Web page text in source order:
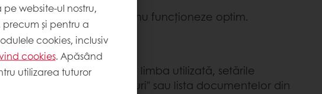
să nu se afișeze sau să nu funcționeze optim.
informații precum limba utilizată, setările
din "coșul de cumpărături" sau lista documentelor din
website-ul nostru,
și pentru a
cookies, inclusiv
cookies. Apăsând
utilizarea tuturor